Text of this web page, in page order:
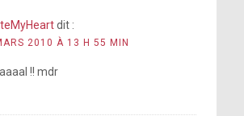
dit :
2010 À 13 H 55 MIN
!! mdr